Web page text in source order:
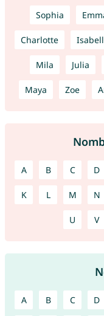
Sophia
Charlotte
Mila Julia
Maya Zoe
A B C D
K L M N
U V
A B C D